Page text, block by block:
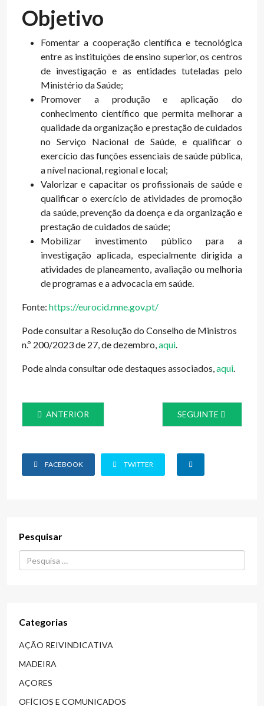
Objetivo
Fomentar a cooperação científica e tecnológica
entre as instituições de ensino superior, os centros
de investigação e as entidades tuteladas pelo
Ministério da Saúde;
Promover a produção e aplicação do
conhecimento científico que permita melhorar a
qualidade da organização e prestação de cuidados
no Serviço Nacional de Saúde, e qualificar o
exercício das funções essenciais de saúde pública,
a nível nacional, regional e local;
Valorizar e capacitar os profissionais de saúde e
qualificar o exercício de atividades de promoção
da saúde, prevenção da doença e da organização e
prestação de cuidados de saúde;
Mobilizar investimento público para a
investigação aplicada, especialmente dirigida a
atividades de planeamento, avaliação ou melhoria
de programas e a advocacia em saúde.
Fonte: https://eurocid.mne.gov.pt/
Pode consultar a Resolução do Conselho de Ministros
n.º 200/2023 de 27, de dezembro,aqui.
Pode ainda consultar ode destaques associados,aqui.
ARTIGO ANTERIOR: CURSO INTENSIVO TUBERCULOSE -
ANTERIOR ARTIGO SEGUINTE:
SEGUINTE
FACEBOOK TWITTER
Pesquisar
Procurar...
Categorias
AÇÃO REIVINDICATIVA
MADEIRA
AÇORES
OFÍCIOS E COMUNICADOS